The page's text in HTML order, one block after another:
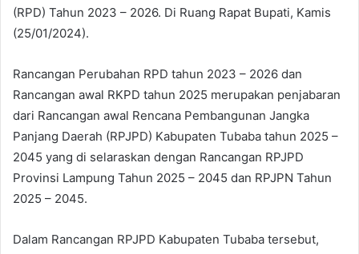
(RPD) Tahun 2023 – 2026. Di Ruang Rapat Bupati, Kamis
(25/01/2024).
Rancangan Perubahan RPD tahun 2023 – 2026 dan
Rancangan awal RKPD tahun 2025 merupakan penjabaran
dari Rancangan awal Rencana Pembangunan Jangka
Panjang Daerah (RPJPD) Kabupaten Tubaba tahun 2025 –
2045 yang di selaraskan dengan Rancangan RPJPD
Provinsi Lampung Tahun 2025 – 2045 dan RPJPN Tahun
2025 – 2045.
Dalam Rancangan RPJPD Kabupaten Tubaba tersebut,